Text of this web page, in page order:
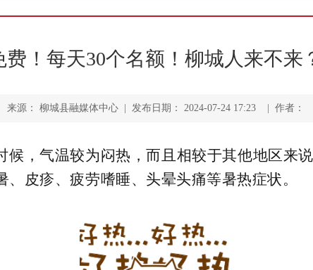
费！每天30个名额！柳城人来不来
来源： 柳城县融媒体中心 | 发布日期： 2024-07-24 17:23 | 作者：
候，气温较为闷热，而且相较于其他地区来
皮疹、疲劳嗜睡、头晕头痛等暑热症状。